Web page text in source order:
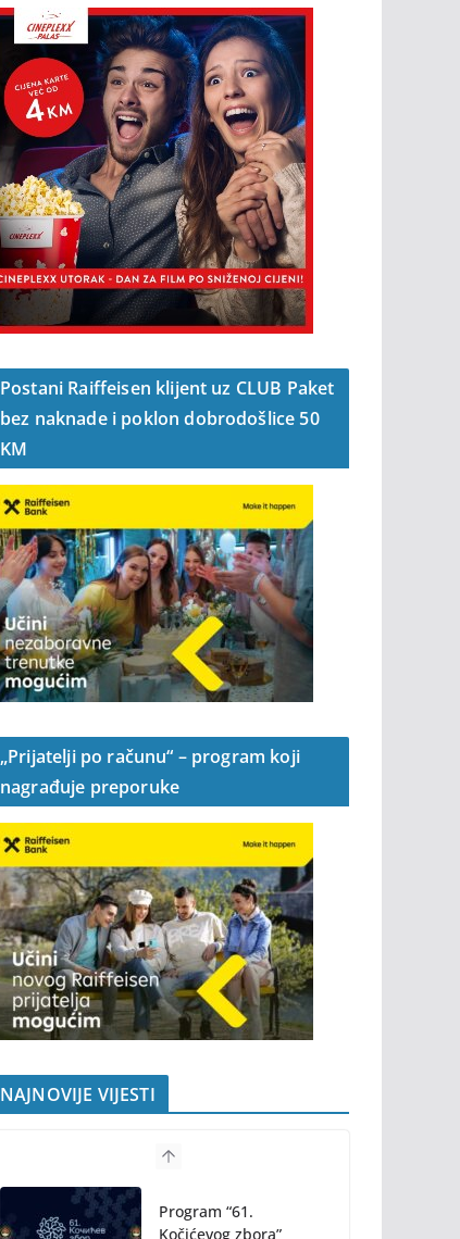
Postani Raiffeisen klijent uz CLUB Paket
bez naknade i poklon dobrodošlice 50
KM
„Prijatelji po računu“ – program koji
nagrađuje preporuke
NAJNOVIJE VIJESTI
Program “61.
Kočićevog zbora”